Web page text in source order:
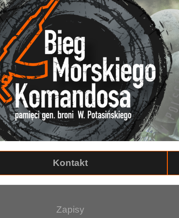
Kontakt
Zapisy